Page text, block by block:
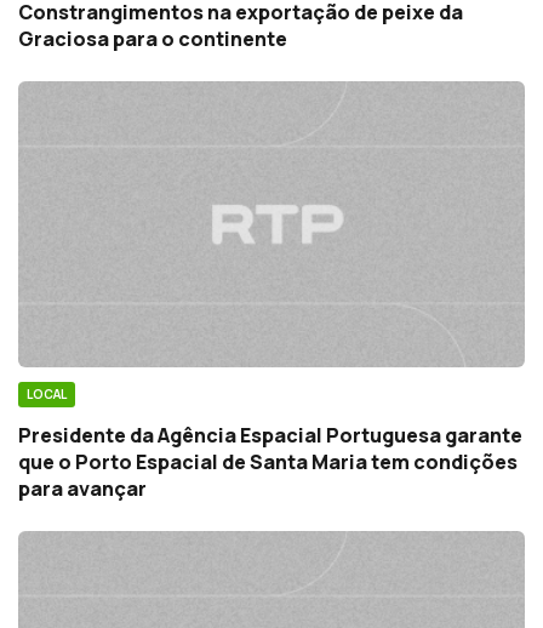
Constrangimentos na exportação de peixe da
Graciosa para o continente
LOCAL
Presidente da Agência Espacial Portuguesa garante
que o Porto Espacial de Santa Maria tem condições
para avançar